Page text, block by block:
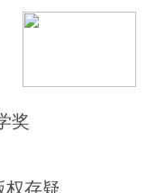
奖
权存疑